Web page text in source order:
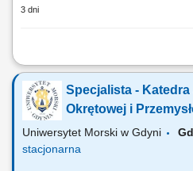
3 dni
Opis stanowiska Lokalizowanie
różnorodnego sprzętu elektronicznego i
Weryfikacja stanu technicznego i
odpowiednich procedur naprawczych.
serwisowych i usuwanie bieżących
Specjalista -
Okrętowej i
Uniwersytet Morski w Gdyni
stacjonarna